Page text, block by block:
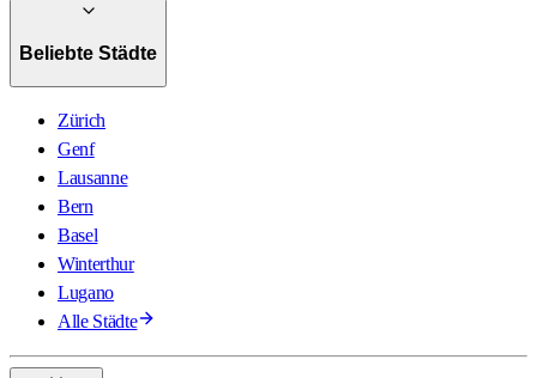
Beliebte Städte
Zürich
Genf
Lausanne
Bern
Basel
Winterthur
Lugano
Alle Städte